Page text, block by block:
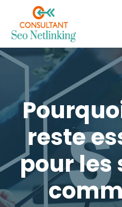
reste
pour les